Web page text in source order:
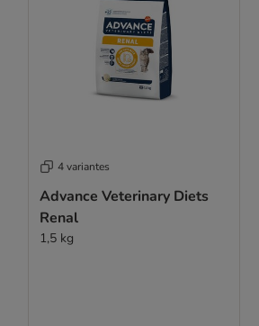
4 variantes
Advance Veterinary Diets
Renal
1,5 kg